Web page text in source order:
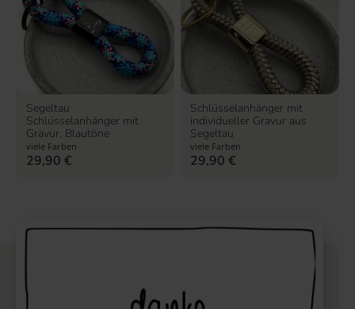
Segeltau
Schlüsselanhänger mit
Gravur, Blautöne
viele Farben
29,90 €
Schlüsselanhänger mit
individueller Gravur aus
Segeltau
viele Farben
29,90€